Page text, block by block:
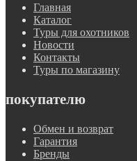
Главная
Каталог
Туры для охотников
Новости
Контакты
Туры по магазину
покупателю
Обмен и возврат
Гарантия
Бренды